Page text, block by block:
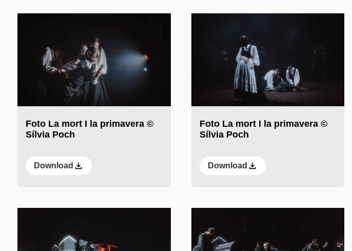
Foto La mort I la primavera ©
Sílvia Poch
Download
Foto La mort I la primavera ©
Sílvia Poch
Download